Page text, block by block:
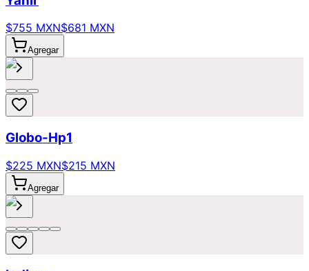
$755 MXN$681 MXN
Agregar
Globo-Hp1
$225 MXN$215 MXN
Agregar